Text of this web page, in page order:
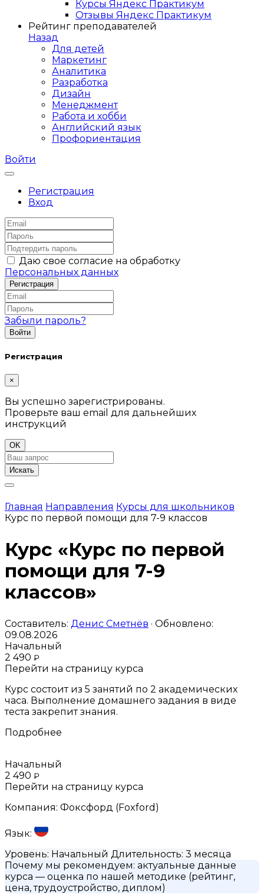
Курсы Яндекс Практикум
Отзывы Яндекс Практикум
Рейтинг преподавателей
Назад
Для детей
Маркетинг
Аналитика
Разработка
Дизайн
Менеджмент
Работа и хобби
Английский язык
Профориентация
Войти
Регистрация
Вход
Даю свое согласие на обработку
Персональных данных
Забыли пароль?
Регистрация
×
Вы успешно зарегистрированы.
Проверьте ваш email для дальнейших
инструкций
OK
Искать
Главная Направления Курсы для школьников
Курс по первой помощи для 7-9 классов
Курс «Курс по первой
помощи для 7-9
классов»
Составитель: Денис Сметнёв · Обновлено:
09.08.2026
Начальный
2 490 ₽
Перейти на страницу курса
Курс состоит из 5 занятий по 2 академических
часа. Выполнение домашнего задания в виде
теста закрепит знания.
Подробнее
Начальный
2 490 ₽
Перейти на страницу курса
Компания: Фоксфорд (Foxford)
Язык:
Уровень: Начальный Длительность: 3 месяца
Почему мы рекомендуем: актуальные данные
курса — оценка по нашей методике (рейтинг,
цена, трудоустройство, диплом)